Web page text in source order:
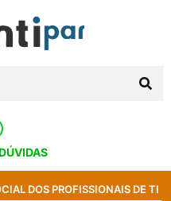
DOS PROFISSIONAIS DE TI